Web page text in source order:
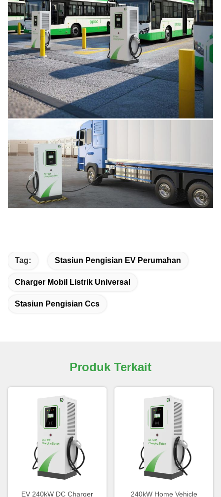
Tag: Stasiun Pengisian EV Perumahan
Charger Mobil Listrik Universal
Stasiun Pengisian Ccs
Produk Terkait
EV 240kW DC Charger
240kW Home Vehicle